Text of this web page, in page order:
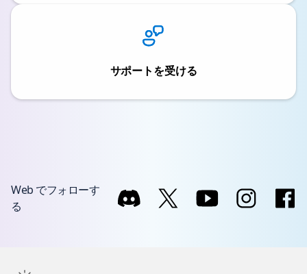
サポートを受ける
Web でフォローす
る